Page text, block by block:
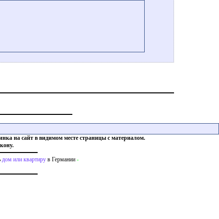
на сайт в видимом месте страницы с материалом.
дом или квартирув Германии -